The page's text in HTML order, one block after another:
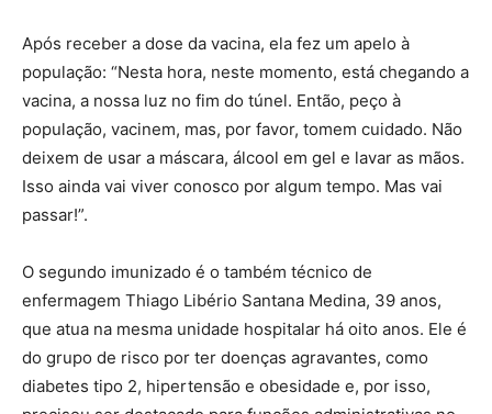
Após receber a dose da vacina, ela fez um apelo à
população: “Nesta hora, neste momento, está chegando a
vacina, a nossa luz no fim do túnel. Então, peço à
população, vacinem, mas, por favor, tomem cuidado. Não
deixem de usar a máscara, álcool em gel e lavar as mãos.
Isso ainda vai viver conosco por algum tempo. Mas vai
passar!”.
O segundo imunizado é o também técnico de
enfermagem Thiago Libério Santana Medina, 39 anos,
que atua na mesma unidade hospitalar há oito anos. Ele é
do grupo de risco por ter doenças agravantes, como
diabetes tipo 2, hipertensão e obesidade e, por isso,